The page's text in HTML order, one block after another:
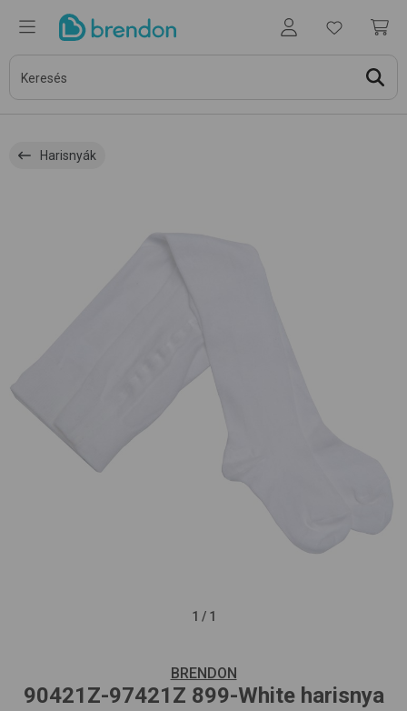
Harisnyák
1 / 1
BRENDON
90421Z-97421Z 899-White harisnya